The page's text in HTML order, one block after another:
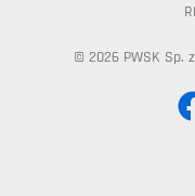
© 2026 PWSK Sp.